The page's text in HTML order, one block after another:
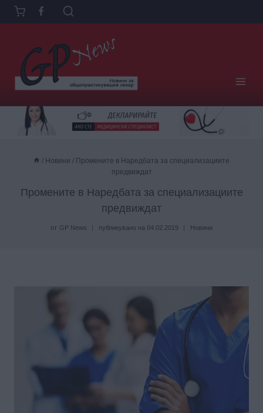
Към
съдържанието
/ Новини / Промените в Наредбата за специализациите
предвиждат
Промените в Наредбата за специализациите
предвиждат
от GP News публикувано на 04.02.2019 Новини